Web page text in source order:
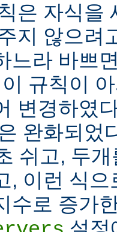
은 자식을
지 않으려
느라 바쁘
규칙이
변경하였
완화되었
쉬고, 두
, 이런 식
수로 증가